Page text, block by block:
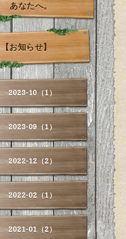
あなたへ。
【お知らせ】
2023-10（1）
2023-09（1）
2022-12（2）
2022-02（1）
2021-01（2）